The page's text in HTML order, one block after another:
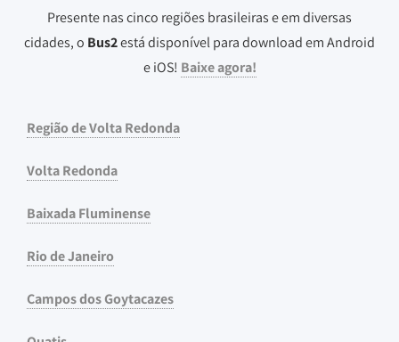
Presente nas cinco regiões brasileiras e em diversas
cidades, o Bus2está disponível para download em Android
e iOS! Baixe agora!
Região de Volta Redonda
Volta Redonda
Baixada Fluminense
Rio de Janeiro
Campos dos Goytacazes